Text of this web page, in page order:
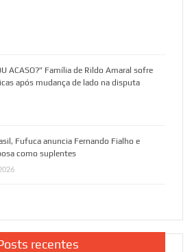
ACASO?” Família de Rildo Amaral sofre
após mudança de lado na disputa
Fufuca anuncia Fernando Fialho e
como suplentes
recentes